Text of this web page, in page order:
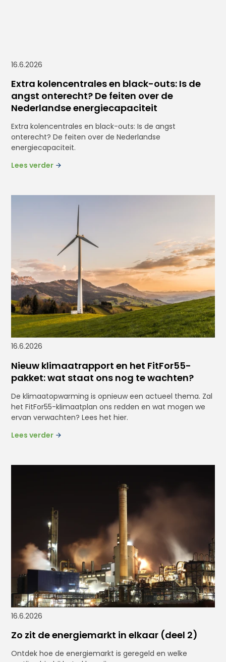
16.6.2026
Extra kolencentrales en black-outs: Is de
angst onterecht? De feiten over de
Nederlandse energiecapaciteit
Extra kolencentrales en black-outs: Is de angst
onterecht? De feiten over de Nederlandse
energiecapaciteit.
Lees verder
16.6.2026
Nieuw klimaatrapport en het FitFor55-
pakket: wat staat ons nog te wachten?
De klimaatopwarming is opnieuw een actueel thema. Zal
het FitFor55-klimaatplan ons redden en wat mogen we
ervan verwachten? Lees het hier.
Lees verder
16.6.2026
Zo zit de energiemarkt in elkaar (deel 2)
Ontdek hoe de energiemarkt is geregeld en welke